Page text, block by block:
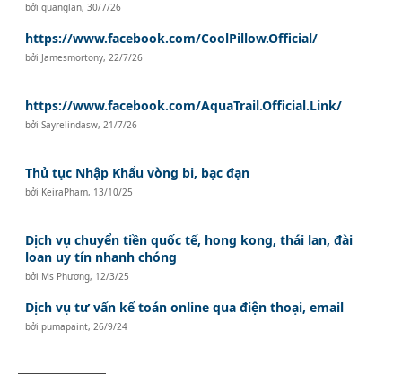
bởiquanglan,30/7/26
https://www.facebook.com/CoolPillow.Official/
bởi Jamesmortony,22/7/26
https://www.facebook.com/AquaTrail.Official.Link/
bởiSayrelindasw,21/7/26
Thủ tục Nhập Khẩu vòng bi, bạc đạn
bởi KeiraPham, 13/10/25
Dịch vụ chuyển tiền quốc tế, hong kong, thái lan, đài
loan uy tín nhanh chóng
bởi Ms Phương, 12/3/25
Dịch vụ tư vấn kế toán online qua điện thoại, email
bởipumapaint,26/9/24